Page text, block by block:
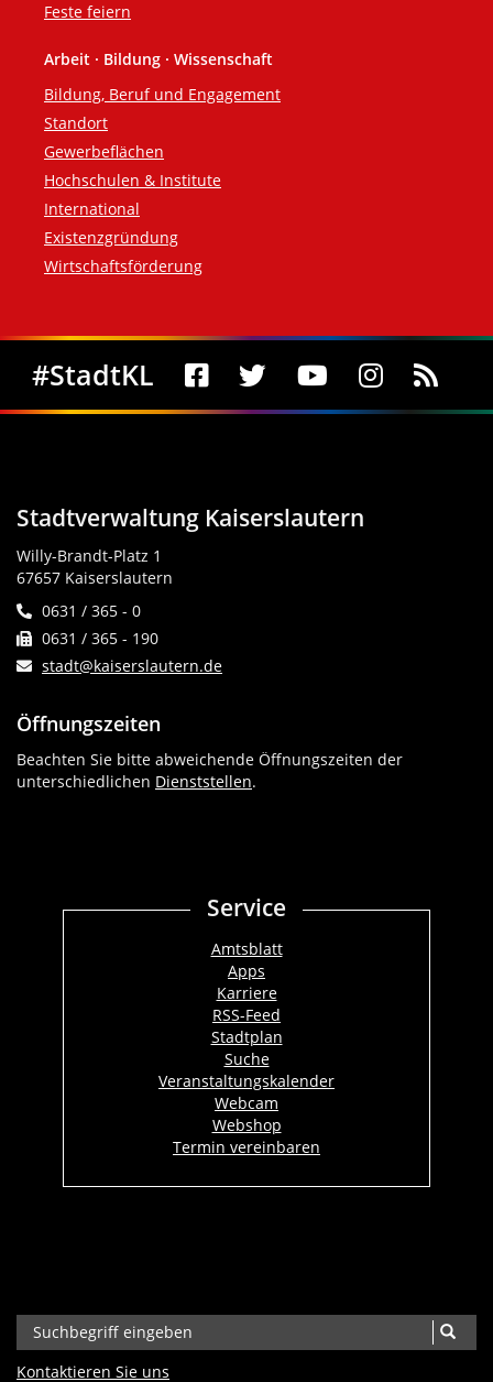
Feste feiern
Arbeit · Bildung · Wissenschaft
Bildung, Beruf und Engagement
Standort
Gewerbeflächen
Hochschulen & Institute
International
Existenzgründung
Wirtschaftsförderung
Social Media
#StadtKL
Stadtverwaltung Kaiserslautern
Willy-Brandt-Platz 1
67657 Kaiserslautern
0631 / 365 - 0
0631 / 365 - 190
stadt@kaiserslautern.de
Öffnungszeiten
Beachten Sie bitte abweichende Öffnungszeiten der
unterschiedlichen Dienststellen.
Service
Amtsblatt
Apps
Karriere
RSS-Feed
Stadtplan
Suche
Veranstaltungskalender
Webcam
Webshop
Termin vereinbaren
Kontaktieren Sie uns